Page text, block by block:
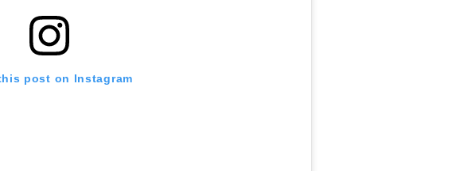
post on Instagram